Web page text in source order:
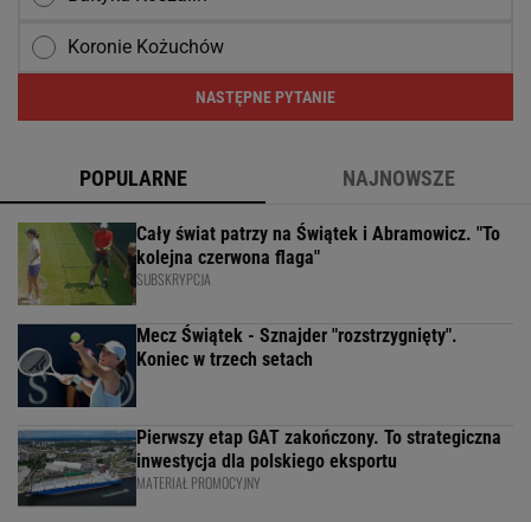
Koronie Kożuchów
NASTĘPNE PYTANIE
POPULARNE NAJNOWSZE
Cały świat patrzy na Świątek i Abramowicz. "To
kolejna czerwona flaga"
SUBSKRYPCJA
Mecz Świątek - Sznajder "rozstrzygnięty".
Koniec w trzech setach
Pierwszy etap GAT zakończony. To strategiczna
inwestycja dla polskiego eksportu
MATERIAŁ PROMOCYJNY